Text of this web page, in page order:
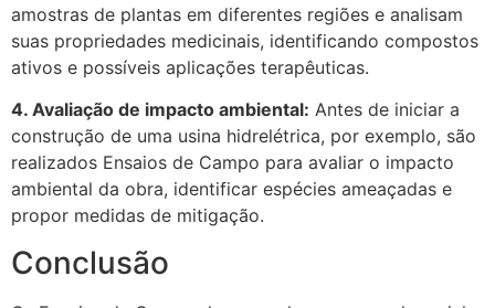
amostras de plantas em diferentes regiões e analisam
suas propriedades medicinais, identificando compostos
ativos e possíveis aplicações terapêuticas.
4. Avaliação de impacto ambiental: Antes de iniciar a
construção de uma usina hidrelétrica, por exemplo, são
realizados Ensaios de Campo para avaliar o impacto
ambiental da obra, identificar espécies ameaçadas e
propor medidas de mitigação.
Conclusão